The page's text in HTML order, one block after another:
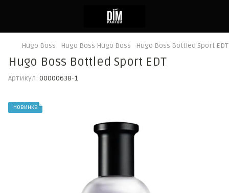
Hugo Boss Hugo Boss Hugo Boss Hugo Boss Bottled Sport EDT
Hugo Boss Bottled Sport EDT
Артикул: 00000638-1
Новинка